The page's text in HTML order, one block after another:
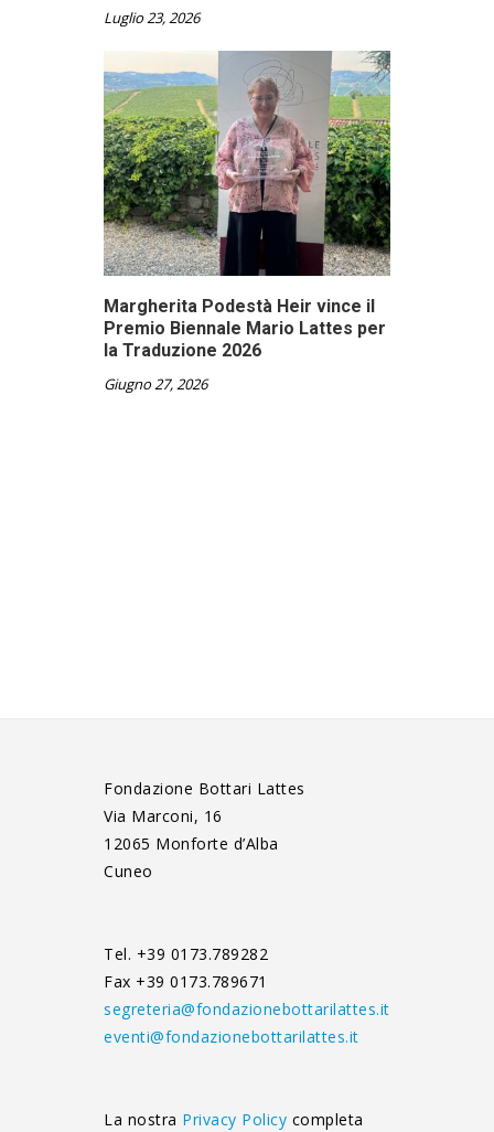
Luglio 23, 2026
Margherita Podestà Heir vince il
Premio Biennale Mario Lattes per
la Traduzione 2026
Giugno 27, 2026
Fondazione Bottari Lattes
Via Marconi, 16
12065 Monforte d’Alba
Cuneo
Tel. +39 0173.789282
Fax +39 0173.789671
segreteria@fondazionebottarilattes.it
eventi@fondazionebottarilattes.it
La nostra Privacy Policy completa